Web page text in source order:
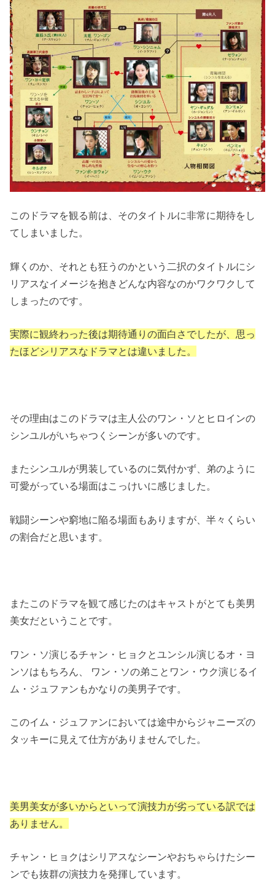
このドラマを観る前は、そのタイトルに非常に期待をし
てしまいました。
輝くのか、それとも狂うのかという二択のタイトルにシ
リアスなイメージを抱きどんな内容なのかワクワクして
しまったのです。
実際に観終わった後は期待通りの面白さでしたが、思っ
たほどシリアスなドラマとは違いました。
その理由はこのドラマは主人公のワン・ソとヒロインの
シンユルがいちゃつくシーンが多いのです。
またシンユルが男装しているのに気付かず、弟のように
可愛がっている場面はこっけいに感じました。
戦闘シーンや窮地に陥る場面もありますが、半々くらい
の割合だと思います。
またこのドラマを観て感じたのはキャストがとても美男
美女だということです。
ワン・ソ演じるチャン・ヒョクとユンシル演じるオ・ヨ
ンソはもちろん、 ワン・ソの弟ことワン・ウク演じるイ
ム・ジュファンもかなりの美男子です。
このイム・ジュファンにおいては途中からジャニーズの
タッキーに見えて仕方がありませんでした。
美男美女が多いからといって演技力が劣っている訳では
ありません。
チャン・ヒョクはシリアスなシーンやおちゃらけたシー
ンでも抜群の演技力を発揮しています。